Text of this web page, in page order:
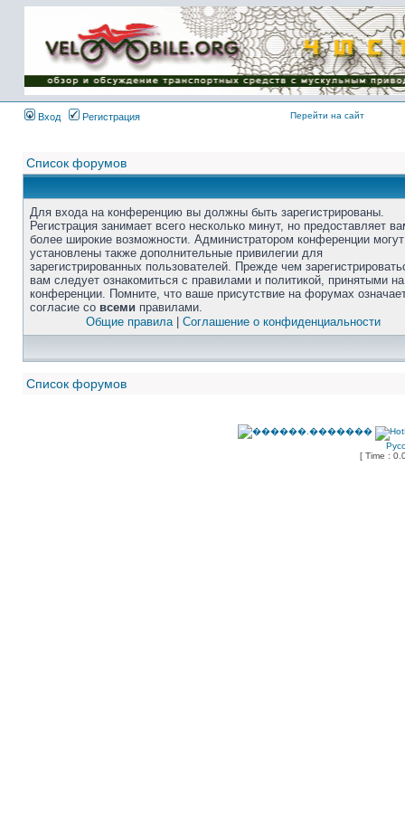
Вход Регистрация Перейти на сайт
Список форумов
Для входа на конференцию вы должны быть зарегистрированы.
Регистрация занимает всего несколько минут, но предоставляет
более широкие возможности. Администратором конференции
установлены также дополнительные привилегии для
зарегистрированных пользователей. Прежде чем
вам следует ознакомиться с правилами и политикой, принятыми на
конференции. Помните, что ваше присутствие на форумах
согласие со всеми правилами.
Общие правила| Соглашение о конфиденциальности
Список форумов
[ Time :